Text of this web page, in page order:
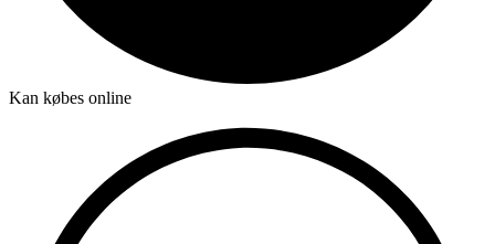
Kan købes online